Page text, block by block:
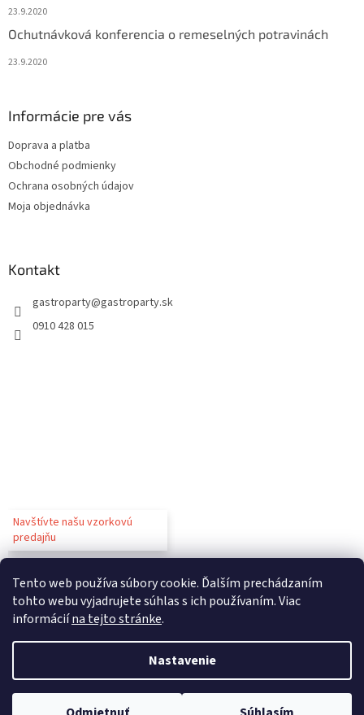
Tento web používa súbory cookie. Ďalším prechádzaním
tohto webu vyjadrujete súhlas s ich používaním. Viac
informáciína tejto stránke.
Nastavenie
23.9.2020
Ochutnávková konferencia o remeselných potravinách
23.9.2020
Informácie pre vás
Doprava a platba
Obchodné podmienky
Ochrana osobných údajov
Moja objednávka
Kontakt
gastroparty@gastroparty.sk
0910 428 015
Navštívte našu vzorkovú
predajňu
Copyright 2026Gastroparty. Všetky práva vyhradené.Upraviť